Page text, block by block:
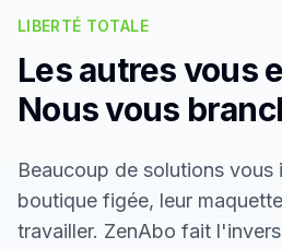
LIBERTÉ TOTALE
Les autres vous
Nous vous
Beaucoup de solutions vous
boutique figée, leur
travailler. ZenAbo fait